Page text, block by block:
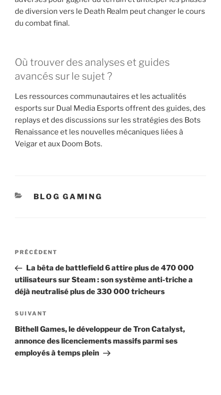
de diversion vers le Death Realm peut changer le cours
du combat final.
Où trouver des analyses et guides
avancés sur le sujet ?
Les ressources communautaires et les actualités
esports sur Dual Media Esports offrent des guides, des
replays et des discussions sur les stratégies des Bots
Renaissance et les nouvelles mécaniques liées à
Veigar et aux Doom Bots.
CATÉGORIES
BLOG GAMING
Navigation
l’article
Article
précédent
PRÉCÉDENT
La bêta de battlefield 6 attire plus de 470 000
utilisateurs sur Steam : son système anti-triche a
déjà neutralisé plus de 330 000 tricheurs
Article
suivant
SUIVANT
Bithell Games, le développeur de Tron Catalyst,
annonce des licenciements massifs parmi ses
employés à temps plein